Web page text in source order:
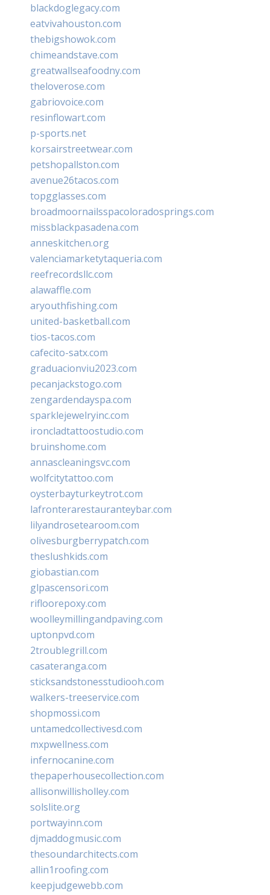
blackdoglegacy.com
eatvivahouston.com
thebigshowok.com
chimeandstave.com
greatwallseafoodny.com
theloverose.com
gabriovoice.com
resinflowart.com
p-sports.net
korsairstreetwear.com
petshopallston.com
avenue26tacos.com
topgglasses.com
broadmoornailsspacoloradosprings.com
missblackpasadena.com
anneskitchen.org
valenciamarketytaqueria.com
reefrecordsllc.com
alawaffle.com
aryouthfishing.com
united-basketball.com
tios-tacos.com
cafecito-satx.com
graduacionviu2023.com
pecanjackstogo.com
zengardendayspa.com
sparklejewelryinc.com
ironcladtattoostudio.com
bruinshome.com
annascleaningsvc.com
wolfcitytattoo.com
oysterbayturkeytrot.com
lafronterarestauranteybar.com
lilyandrosetearoom.com
olivesburgberrypatch.com
theslushkids.com
giobastian.com
glpascensori.com
rifloorepoxy.com
woolleymillingandpaving.com
uptonpvd.com
2troublegrill.com
casateranga.com
sticksandstonesstudiooh.com
walkers-treeservice.com
shopmossi.com
untamedcollectivesd.com
mxpwellness.com
infernocanine.com
thepaperhousecollection.com
allisonwillisholley.com
solslite.org
portwayinn.com
djmaddogmusic.com
thesoundarchitects.com
allin1roofing.com
keepjudgewebb.com